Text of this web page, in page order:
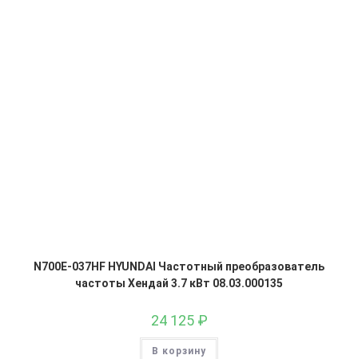
N700E-037HF HYUNDAI Частотный преобразователь
частоты Хендай 3.7 кВт 08.03.000135
24 125 ₽
В корзину